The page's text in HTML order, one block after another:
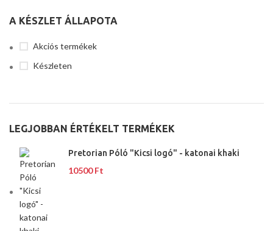
A KÉSZLET ÁLLAPOTA
Akciós termékek
Készleten
LEGJOBBAN ÉRTÉKELT TERMÉKEK
Pretorian Póló "Kicsi logó" - katonai khaki
10500Ft